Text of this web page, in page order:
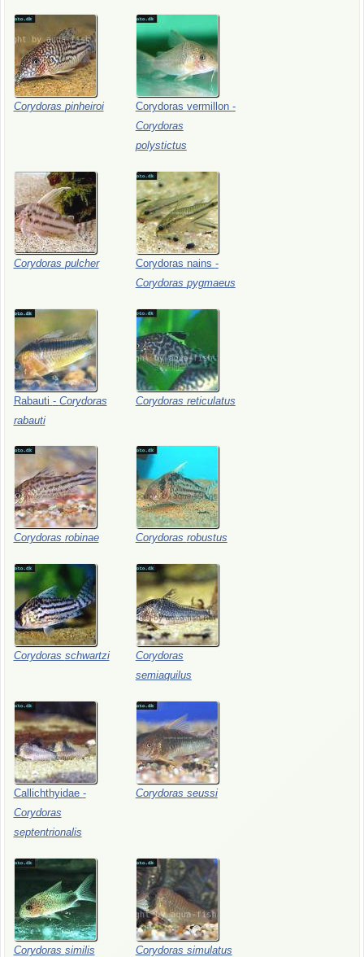
Corydoras pinheiroi Corydoras vermillon -
Corydoras
polystictus
Corydoras pulcher Corydoras nains -
Corydoras pygmaeus
Rabauti - Corydoras
rabauti
Corydoras reticulatus
Corydoras robinae Corydoras robustus
Corydoras schwartzi
Corydoras
semiaquilus
Callichthyidae -
Corydoras
septentrionalis
Corydoras seussi
Corydoras similis Corydoras simulatus